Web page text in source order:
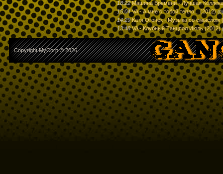
18:22 Машина Времени - Лучшая
15:04 VA - А мне с тобой тепло... (2012) (0)
14:29 Катя Огонёк - Музыка со смыслом
13:48 VA - Клубный Танцпол Июль (2012)
Copyright MyCorp © 2026